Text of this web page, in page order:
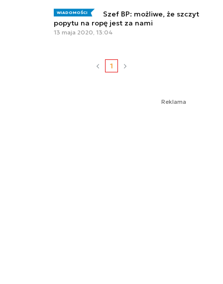
WIADOMOŚCI
Szef BP: możliwe, że szczyt
popytu na ropę jest za nami
13 maja 2020, 13:04
1
Reklama